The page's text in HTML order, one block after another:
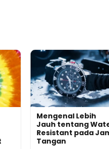
Mengenal Lebih
Jauh tentang
Resistant pada
Tangan